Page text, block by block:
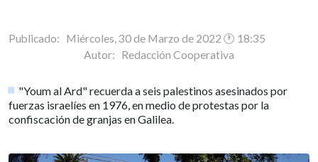
Publicado: Miércoles, 30 de Marzo de 2022 🕐 18:35
Autor: Redacción Cooperativa
"Youm al Ard" recuerda a seis palestinos asesinados por
fuerzas israelíes en 1976, en medio de protestas por la
confiscación de granjas en Galilea.